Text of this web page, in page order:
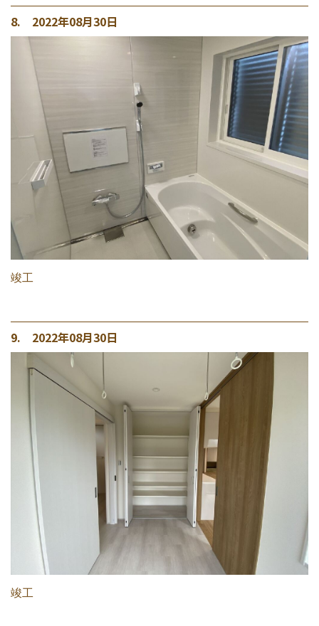
8. 2022年08月30日
竣工
9. 2022年08月30日
竣工